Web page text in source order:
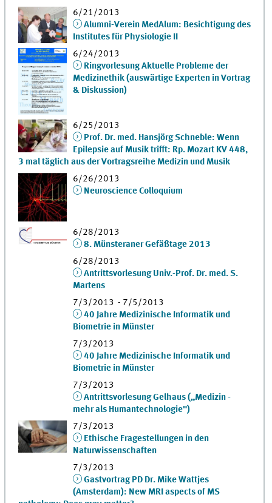
6/21/2013
Alumni-Verein MedAlum: Besichtigung des
Institutes für Physiologie II
6/24/2013
Ringvorlesung Aktuelle Probleme der
Medizinethik (auswärtige Experten in Vortrag
& Diskussion)
6/25/2013
Prof. Dr. med. Hansjörg Schneble: Wenn
Epilepsie auf Musik trifft: Rp. Mozart KV 448,
3 mal täglich aus der Vortragsreihe Medizin und Musik
6/26/2013
Neuroscience Colloquium
6/28/2013
8. Münsteraner Gefäßtage 2013
6/28/2013
Antrittsvorlesung Univ.-Prof. Dr. med. S.
Martens
7/3/2013 - 7/5/2013
40 Jahre Medizinische Informatik und
Biometrie in Münster
7/3/2013
40 Jahre Medizinische Informatik und
Biometrie in Münster
7/3/2013
Antrittsvorlesung Gelhaus („Medizin -
mehr als Humantechnologie")
7/3/2013
Ethische Fragestellungen in den
Naturwissenschaften
7/3/2013
Gastvortrag PD Dr. Mike Wattjes
(Amsterdam): New MRI aspects of MS